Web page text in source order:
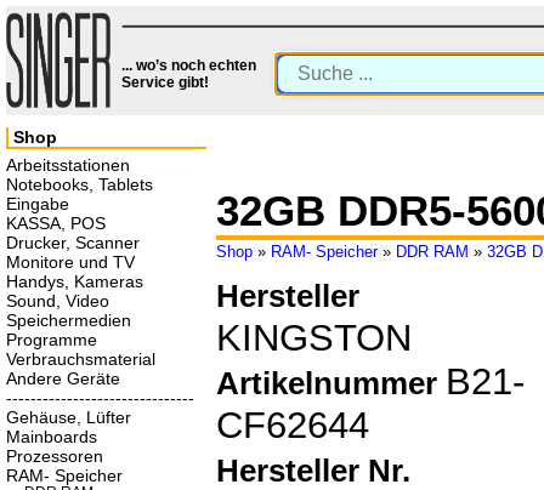
... wo’s noch echten
Service gibt!
32GB DDR5-
Shop » RAM- Speicher» DDR RAM » 32GB
Hersteller
KINGSTON
Artikelnummer B21-
CF62644
Hersteller Nr.
Shop
Arbeitsstationen
Notebooks, Tablets
Eingabe
KASSA, POS
Drucker, Scanner
Monitore und TV
Handys, Kameras
Sound, Video
Speichermedien
Programme
Verbrauchsmaterial
Andere Geräte
-------------------------------
Gehäuse, Lüfter
Mainboards
Prozessoren
RAM- Speicher